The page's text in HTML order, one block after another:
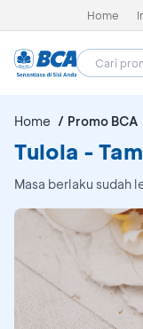
Home
Home Promo BCA
Tulola -
Masa berlaku sudah